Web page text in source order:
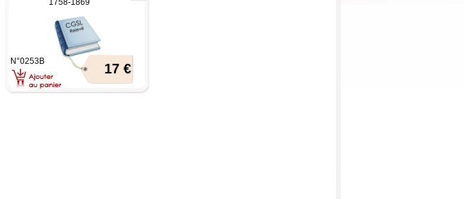
1758-1869
17 €
N°0253B